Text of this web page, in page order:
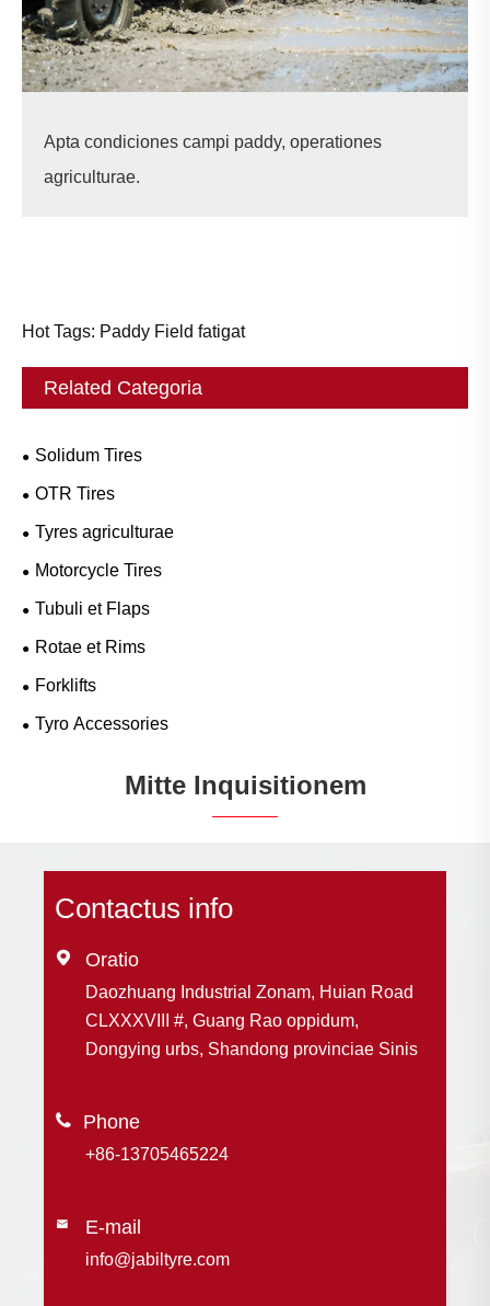
Apta condiciones campi paddy, operationes
agriculturae.
Hot Tags: Paddy Field fatigat
Related Categoria
Solidum Tires
OTR Tires
Tyres agriculturae
Motorcycle Tires
Tubuli et Flaps
Rotae et Rims
Forklifts
Tyro Accessories
Mitte Inquisitionem
Contactus info
 Oratio
Daozhuang Industrial Zonam, Huian Road
CLXXXVIII #, Guang Rao oppidum,
Dongying urbs, Shandong provinciae Sinis

+86-13705465224
 E-mail
info@jabiltyre.com